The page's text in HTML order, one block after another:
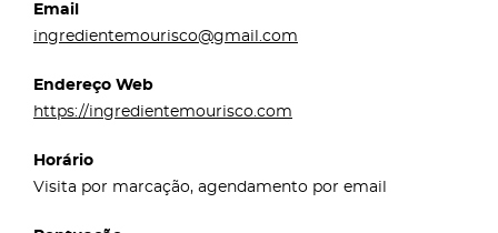
Email
ingredientemourisco@gmail.com
Endereço Web
https://ingredientemourisco.com
Horário
Visita por marcação, agendamento por email